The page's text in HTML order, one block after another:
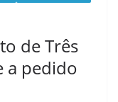
de Três
a pedido